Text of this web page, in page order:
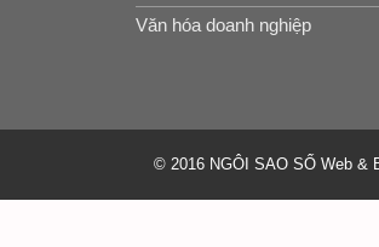
Văn hóa doanh nghiệp
© 2016 NGÔI SAO SỐ Web &